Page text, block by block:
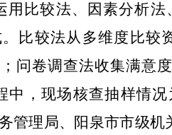
用比较法、因素分析
比较法从多维度比较
问卷调查法收集满意
中，现场核查抽样情
管理局、阳泉市市级机